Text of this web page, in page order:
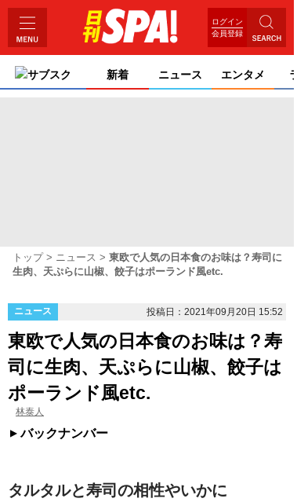
ログイン
会員登録
サブスク 新着 ニュース エンタメ
トップ ニュース
東欧で人気の日本食のお味は？寿司に
生肉、天ぷらに山椒、餃子はポーランド風etc.
ニュース 投稿日：2021年09月20日 15:52
東欧で人気の日本食のお味は？寿
司に生肉、天ぷらに山椒、餃子は
ポーランド風etc.
林泰人
バックナンバー
タルタルと寿司の相性やいかに